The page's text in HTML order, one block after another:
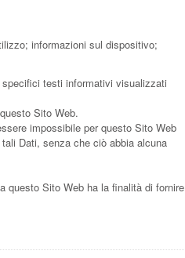
informazioni sul dispositivo;
testi informativi visualizzati
Sito Web.
impossibile per questo Sito Web
Dati, senza che ciò abbia alcuna
questo Sito Web ha la finalità di fornire